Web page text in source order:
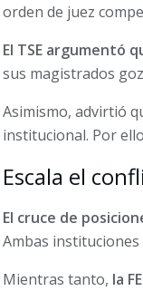
orden de juez
El TSE argumentó
sus magistrados
Asimismo, advirtió
institucional. Por
Escala el
El cruce de
Ambas
Mientras tanto, la